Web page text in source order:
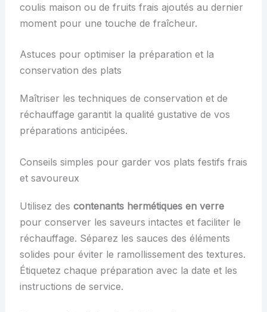
coulis maison ou de fruits frais ajoutés au dernier
moment pour une touche de fraîcheur.
Astuces pour optimiser la préparation et la
conservation des plats
Maîtriser les techniques de conservation et de
réchauffage garantit la qualité gustative de vos
préparations anticipées.
Conseils simples pour garder vos plats festifs frais
et savoureux
Utilisez des contenants hermétiques en verre
pour conserver les saveurs intactes et faciliter le
réchauffage. Séparez les sauces des éléments
solides pour éviter le ramollissement des textures.
Étiquetez chaque préparation avec la date et les
instructions de service.